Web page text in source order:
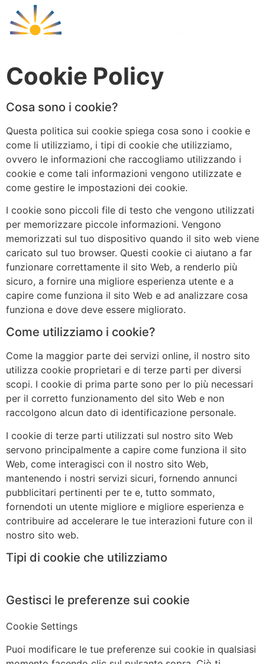
Cookie Policy
Cosa sono i cookie?
Questa politica sui cookie spiega cosa sono i cookie e
come li utilizziamo, i tipi di cookie che utilizziamo,
ovvero le informazioni che raccogliamo utilizzando i
cookie e come tali informazioni vengono utilizzate e
come gestire le impostazioni dei cookie.
I cookie sono piccoli file di testo che vengono utilizzati
per memorizzare piccole informazioni. Vengono
memorizzati sul tuo dispositivo quando il sito web viene
caricato sul tuo browser. Questi cookie ci aiutano a far
funzionare correttamente il sito Web, a renderlo più
sicuro, a fornire una migliore esperienza utente e a
capire come funziona il sito Web e ad analizzare cosa
funziona e dove deve essere migliorato.
Come utilizziamo i cookie?
Come la maggior parte dei servizi online, il nostro sito
utilizza cookie proprietari e di terze parti per diversi
scopi. I cookie di prima parte sono per lo più necessari
per il corretto funzionamento del sito Web e non
raccolgono alcun dato di identificazione personale.
I cookie di terze parti utilizzati sul nostro sito Web
servono principalmente a capire come funziona il sito
Web, come interagisci con il nostro sito Web,
mantenendo i nostri servizi sicuri, fornendo annunci
pubblicitari pertinenti per te e, tutto sommato,
fornendoti un utente migliore e migliore esperienza e
contribuire ad accelerare le tue interazioni future con il
nostro sito web.
Tipi di cookie che utilizziamo
Gestisci le preferenze sui cookie
Cookie Settings
Puoi modificare le tue preferenze sui cookie in qualsiasi